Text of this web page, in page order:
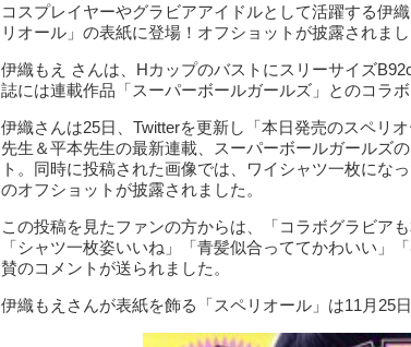
コスプレイヤーやグラビアアイドルとして活躍する伊
リオール」の表紙に登場！オフショットが披露されまし
伊織もえ さんは、Hカップのバストにスリーサイズ
誌には連載作品「スーパーボールガールズ」とのコラ
伊織さんは25日、Twitterを更新し「本日発売のスペリ
先生＆平本先生の最新連載、スーパーボールガールズ
ト。同時に投稿された画像では、ワイシャツ一枚にな
のオフショットが披露されました。
この投稿を見たファンの方からは、「コラボグラビア
「シャツ一枚姿いいね」「青髪似合っててかわいい」
賛のコメントが送られました。
伊織もえさんが表紙を飾る「スペリオール」は11月25日